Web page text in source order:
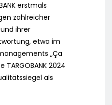
erstmals
zahlreicher
ihrer
etwa im
„Ça
TARGOBANK 2024
als